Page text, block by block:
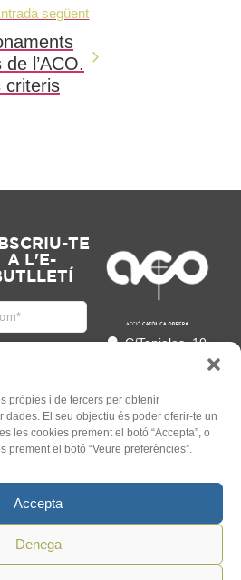
pròpies i de tercers per obtenir
dades. El seu objectiu és poder oferir-te un
les cookies prement el botó “Accepta”, o
prement el botó “Veure preferències”.
Accepta
Denega
següent
de l’ACO.
criteris
TE
A L'E-
legal
C/Tapioles, 10
93 505 86 86
hola@acocat.org